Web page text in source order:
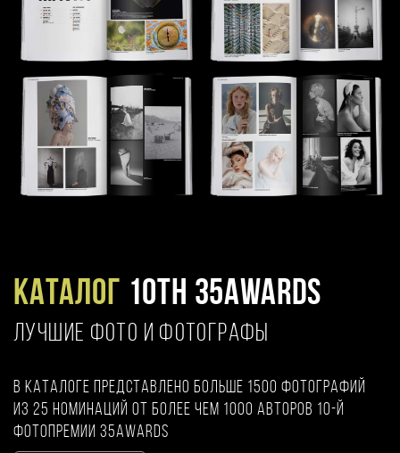
Каталог 10TH 35AWARDS
ЛУЧШИЕ ФОТО И ФОТОГРАФЫ
В каталоге представлено больше 1500 фотографий
из 25 номинаций от более чем 1000 авторов 10-й
фотопремии 35AWARDS